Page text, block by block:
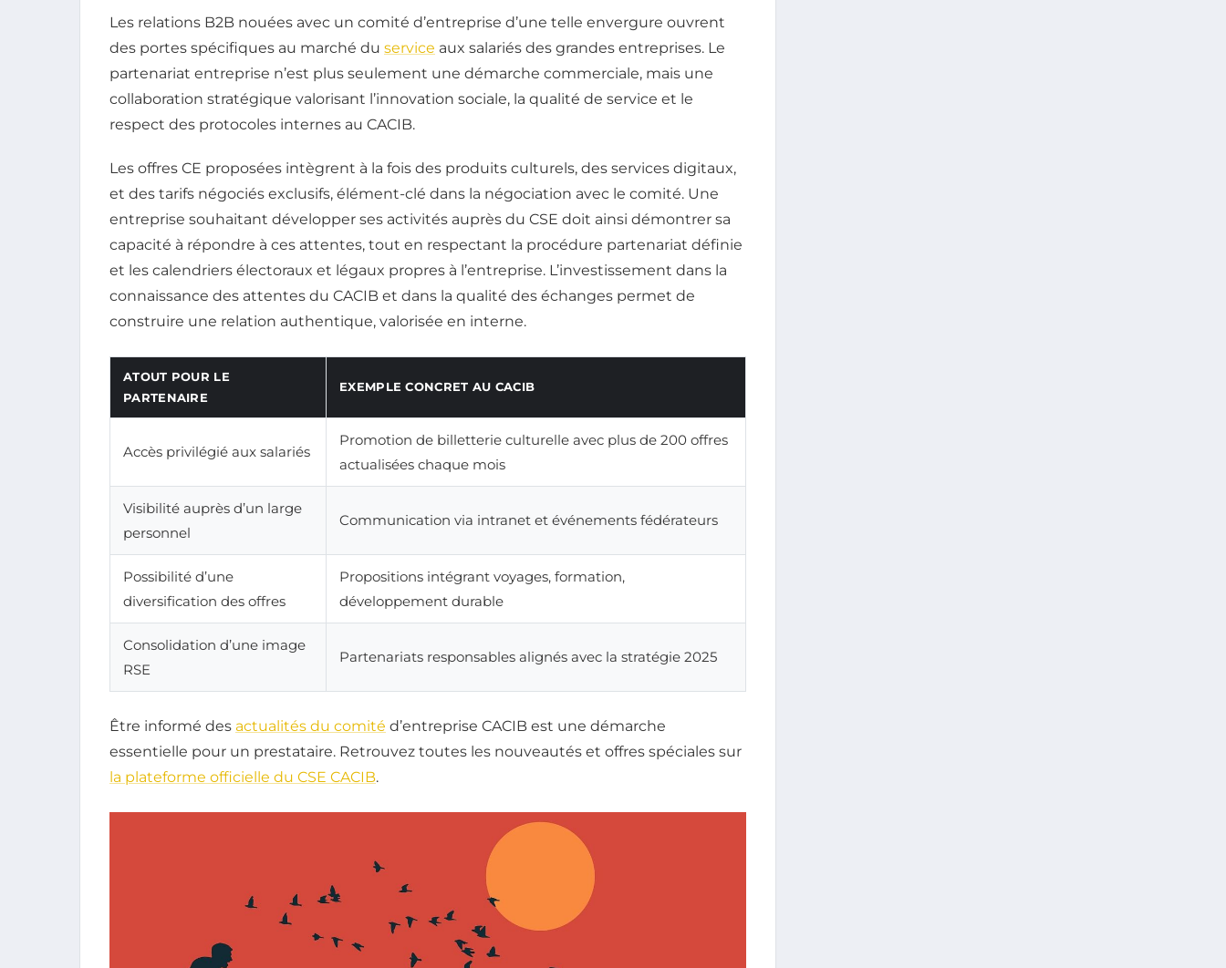
Les relations B2B nouées avec un comité d’entreprise d’une telle envergure ouvrent
des portes spécifiques au marché du service aux salariés des grandes entreprises. Le
partenariat entreprise n’est plus seulement une démarche commerciale, mais une
collaboration stratégique valorisant l’innovation sociale, la qualité de service et le
respect des protocoles internes au CACIB.
Les offres CE proposées intègrent à la fois des produits culturels, des services digitaux,
et des tarifs négociés exclusifs, élément-clé dans la négociation avec le comité. Une
entreprise souhaitant développer ses activités auprès du CSE doit ainsi démontrer sa
capacité à répondre à ces attentes, tout en respectant la procédure partenariat définie
et les calendriers électoraux et légaux propres à l’entreprise. L’investissement dans la
connaissance des attentes du CACIB et dans la qualité des échanges permet de
construire une relation authentique, valorisée en interne.
ATOUT POUR LE
PARTENAIRE
EXEMPLE CONCRET AU CACIB
Accès privilégié aux salariés
Promotion de billetterie culturelle avec plus de 200 offres
actualisées chaque mois
Visibilité auprès d’un large
personnel
Communication via intranet et événements fédérateurs
Possibilité d’une
diversification des offres
Propositions intégrant voyages, formation,
développement durable
Consolidation d’une image
RSE
Partenariats responsables alignés avec la stratégie 2025
Être informé des actualités du comité d’entreprise CACIB est une démarche
essentielle pour un prestataire. Retrouvez toutes les nouveautés et offres spéciales sur
la plateforme officielle du CSE CACIB.